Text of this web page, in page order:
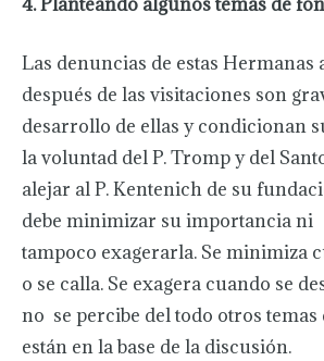
Las denuncias de estas Hermanas
después de las visitaciones son
desarrollo de ellas y condicionan
la voluntad del P. Tromp y del
alejar al P. Kentenich de su
debe minimizar su importancia ni
tampoco exagerarla. Se minimiza
o se calla. Se exagera cuando se
no se percibe del todo otros temas
están en la base de la discusión.